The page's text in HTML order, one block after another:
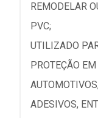
REMODELAR
PVC;
UTILIZADO
PROTEÇÃO
ADESIVOS,